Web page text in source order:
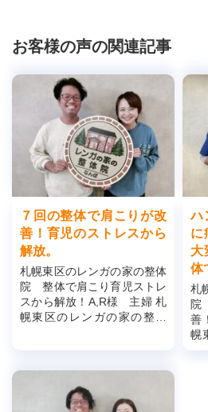
お客様の声の関連記事
７回の整体で肩こりが改
善！育児のストレスから
解放。
札幌東区のレンガの家の整体
院 整体で肩こり育児ストレ
スから解放！A,R様 主婦 札
幌東区のレンガの家の整体
ハ
に
大
体
札
院
善
幌